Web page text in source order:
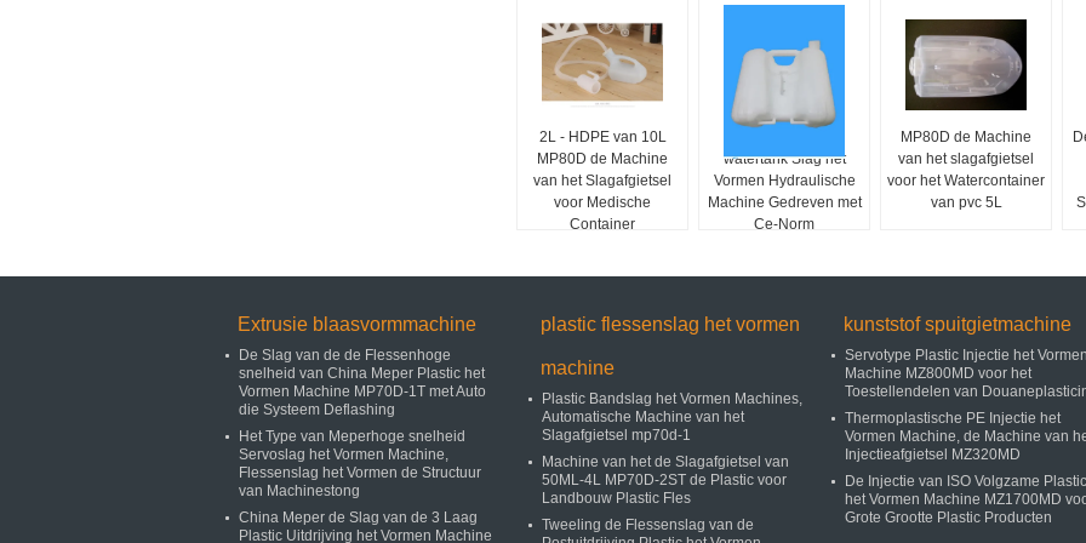
2L - HDPE van 10L
MP80D de Machine
van het Slagafgietsel
voor Medische
Container
watertank Slag het
Vormen Hydraulische
Machine Gedreven met
Ce-Norm
MP80D de Machine
van het slagafgietsel
voor het Watercontainer
van pvc 5L
Extrusie blaasvormmachine
De Slag van de de Flessenhoge
snelheid van China Meper Plastic het
Vormen Machine MP70D-1T met Auto
die Systeem Deflashing
Het Type van Meperhoge snelheid
Servoslag het Vormen Machine,
Flessenslag het Vormen de Structuur
van Machinestong
China Meper de Slag van de 3 Laag
Plastic Uitdrijving het Vormen Machine
plastic flessenslag het vormen
machine
Plastic Bandslag het Vormen Machines,
Automatische Machine van het
Slagafgietsel mp70d-1
Machine van het de Slagafgietsel van
50ML-4L MP70D-2ST de Plastic voor
Landbouw Plastic Fles
Tweeling de Flessenslag van de
kunststof spuitgietmachine
Servotype Plastic Injectie het
Machine MZ800MD voor het
Toestellendelen van
Thermoplastische PE Injectie het
Vormen Machine, de Machine van
Injectieafgietsel MZ320MD
De Injectie van ISO Volgzame Plastic
het Vormen Machine MZ1700MD
Grote Grootte Plastic Producten